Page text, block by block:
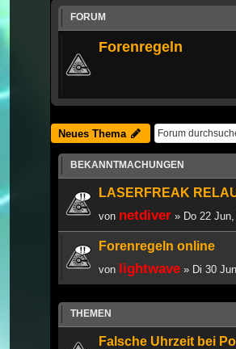
FORUM
Forenregeln
Neues Thema
BEKANNTMACHUNGEN
LASERFREAK
von netdiver » Do 22
Forenregeln online
von lightwave » Di 30
THEMEN
Falsche Uhrzeit bei